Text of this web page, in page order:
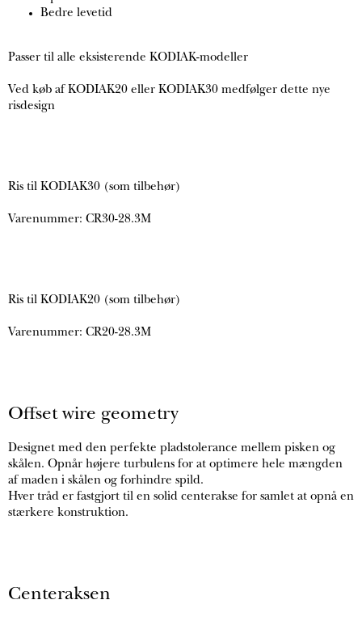
Bedre levetid
Passer til alle eksisterende KODIAK-modeller
Ved køb af KODIAK20 eller KODIAK30 medfølger dette nye
risdesign
Ris til KODIAK30 (som tilbehør)
Varenummer: CR30-28.3M
Ris til KODIAK20 (som tilbehør)
Varenummer: CR20-28.3M
Offset wire geometry
Designet med den perfekte pladstolerance mellem pisken og
skålen. Opnår højere turbulens for at optimere hele mængden
af maden i skålen og forhindre spild.
Hver tråd er fastgjort til en solid centerakse for samlet at opnå en
stærkere konstruktion.
Centeraksen​